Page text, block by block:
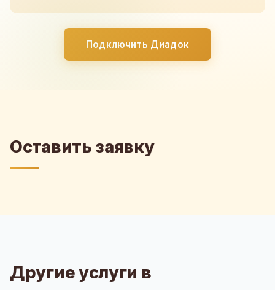
Подключить Диадок
Оставить заявку
Другие услуги в